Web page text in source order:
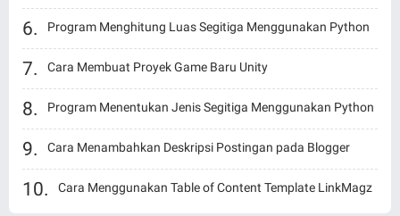
Program Menghitung Luas Segitiga Menggunakan Python
Cara Membuat Proyek Game Baru Unity
Program Menentukan Jenis Segitiga Menggunakan Python
Cara Menambahkan Deskripsi Postingan pada Blogger
Cara Menggunakan Table of Content Template LinkMagz